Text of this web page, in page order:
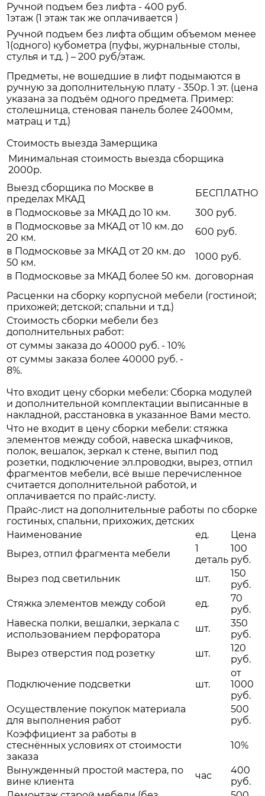
Ручной подъем без лифта - 400 руб.
1этаж (1 этаж так же оплачивается )
Ручной подъем без лифта общим объемом менее
1(одного) кубометра (пуфы, журнальные столы,
стулья и т.д. ) – 200 руб/этаж.
Предметы, не вошедшие в лифт подымаются в
ручную за дополнительную плату - 350р. 1 эт. (цена
указана за подъём одного предмета. Пример:
столешница, стеновая панель более 2400мм,
матрац и т.д.)
Стоимость выезда Замерщика
Минимальная стоимость выезда сборщика
2000р.
Выезд сборщика по Москве в
пределах МКАД
БЕСПЛАТНО
в Подмосковье за МКАД до 10 км.
300 руб.
в Подмосковье за МКАД от 10 км. до
20 км.
600 руб.
в Подмосковье за МКАД от 20 км. до
50 км.
1000 руб.
в Подмосковье за МКАД более 50 км. договорная
Расценки на сборку корпусной мебели (гостиной;
прихожей; детской; спальни и т.д.)
Стоимость сборки мебели без
дополнительных работ:
от суммы заказа до 40000 руб. - 10%
от суммы заказа более 40000 руб. -
8%.
Что входит цену сборки мебели: Сборка модулей
и дополнительной комплектации выписанные в
накладной, расстановка в указанное Вами место.
Что не входит в цену сборки мебели: стяжка
элементов между собой, навеска шкафчиков,
полок, вешалок, зеркал к стене, выпил под
розетки, подключение эл.проводки, вырез, отпил
фрагментов мебели, всё выше перечисленное
считается дополнительной работой, и
оплачивается по прайс-листу.
Прайс-лист на дополнительные работы по сборке
гостиных, спальни, прихожих, детских
Наименование
ед.
Цена
Вырез, отпил фрагмента мебели
1
деталь
100
руб.
Вырез под светильник
шт.
150
руб.
Стяжка элементов между собой
ед.
70
руб.
Навеска полки, вешалки, зеркала с
использованием перфоратора
шт.
350
руб.
Вырез отверстия под розетку
шт.
120
руб.
Подключение подсветки шт.
от
1000
руб.
Осуществление покупок материала
для выполнения работ
500
руб.
Коэффициент за работы в
стеснённых условиях от стоимости
заказа
10%
Вынужденный простой мастера, по
вине клиента
час
400
руб.